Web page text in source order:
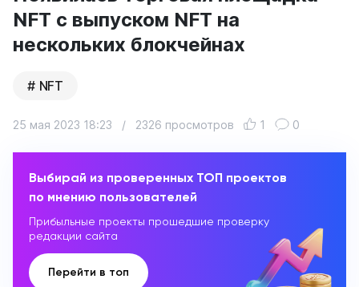
NFT с выпуском NFT на
нескольких блокчейнах
NFT
25 мая 2023 18:23 / 2326 просмотров 1 0
Выбирай из проверенных ТОП проектов
по мнению пользователей
Прибыльные проекты прошедшие проверку
редакции сайта
Перейти в топ